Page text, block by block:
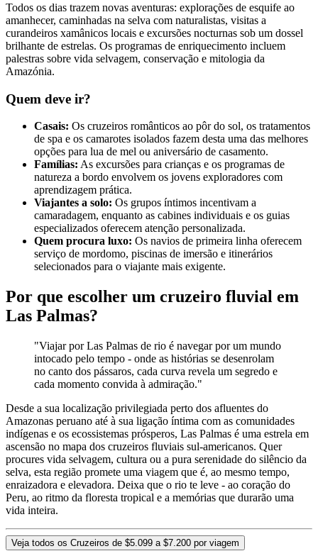
Todos os dias trazem novas aventuras: explorações de esquife ao
amanhecer, caminhadas na selva com naturalistas, visitas a
curandeiros xamânicos locais e excursões nocturnas sob um dossel
brilhante de estrelas. Os programas de enriquecimento incluem
palestras sobre vida selvagem, conservação e mitologia da
Amazónia.
Quem deve ir?
Casais: Os cruzeiros românticos ao pôr do sol, os tratamentos
de spa e os camarotes isolados fazem desta uma das melhores
opções para lua de mel ou aniversário de casamento.
Famílias: As excursões para crianças e os programas de
natureza a bordo envolvem os jovens exploradores com
aprendizagem prática.
Viajantes a solo: Os grupos íntimos incentivam a
camaradagem, enquanto as cabines individuais e os guias
especializados oferecem atenção personalizada.
Quem procura luxo: Os navios de primeira linha oferecem
serviço de mordomo, piscinas de imersão e itinerários
selecionados para o viajante mais exigente.
Por que escolher um cruzeiro fluvial em
Las Palmas?
"Viajar por Las Palmas de rio é navegar por um mundo
intocado pelo tempo - onde as histórias se desenrolam
no canto dos pássaros, cada curva revela um segredo e
cada momento convida à admiração."
Desde a sua localização privilegiada perto dos afluentes do
Amazonas peruano até à sua ligação íntima com as comunidades
indígenas e os ecossistemas prósperos, Las Palmas é uma estrela em
ascensão no mapa dos cruzeiros fluviais sul-americanos. Quer
procures vida selvagem, cultura ou a pura serenidade do silêncio da
selva, esta região promete uma viagem que é, ao mesmo tempo,
enraizadora e elevadora. Deixa que o rio te leve - ao coração do
Peru, ao ritmo da floresta tropical e a memórias que durarão uma
vida inteira.
Veja todos os Cruzeiros de $5.099 a $7.200 por viagem